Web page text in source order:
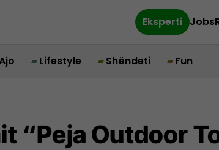
Eksperti Jobs
Lifestyle Shëndeti Fun
“Peja Outdoor